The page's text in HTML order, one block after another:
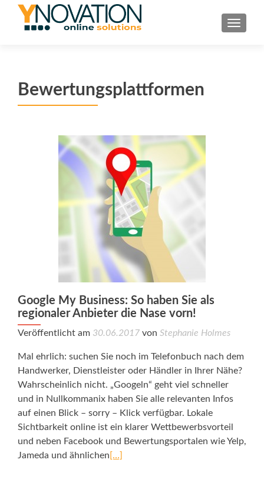
Bewertungsplattformen
Google My Business: So haben Sie als
regionaler Anbieter die Nase vorn!
Veröffentlicht am 30.06.2017 von Stephanie Holmes
Mal ehrlich: suchen Sie noch im Telefonbuch nach dem
Handwerker, Dienstleister oder Händler in Ihrer Nähe?
Wahrscheinlich nicht. „Googeln“ geht viel schneller
und in Nullkommanix haben Sie alle relevanten Infos
auf einen Blick – sorry – Klick verfügbar. Lokale
Sichtbarkeit online ist ein klarer Wettbewerbsvorteil
und neben Facebook und Bewertungsportalen wie Yelp,
Jameda und ähnlichen […]